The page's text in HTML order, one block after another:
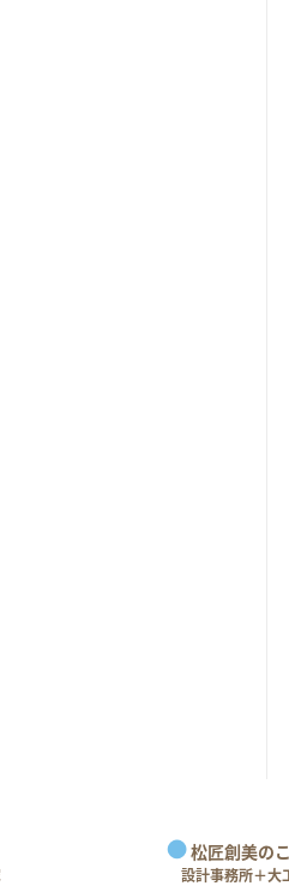
松匠創美の
設計事務所＋大